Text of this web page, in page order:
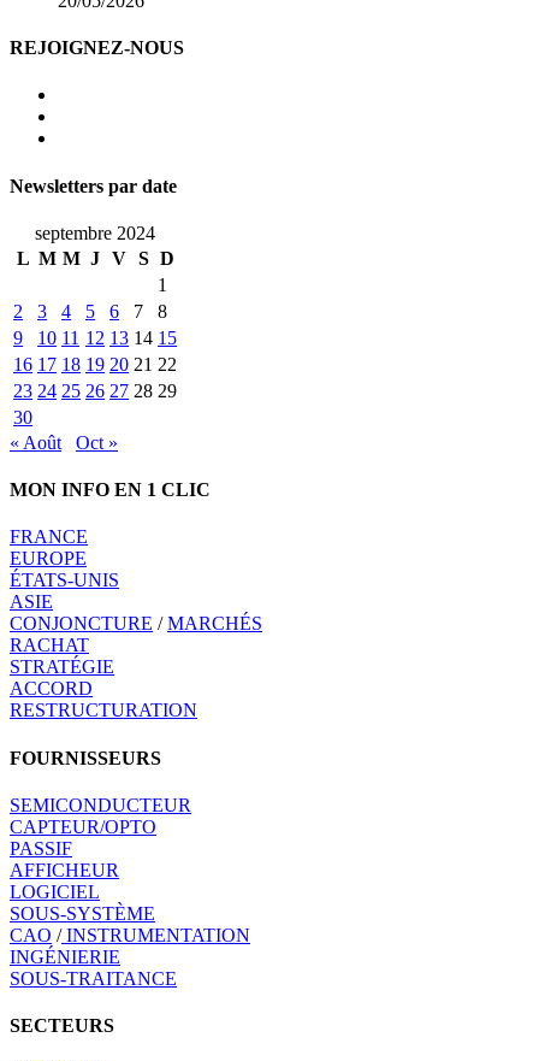
REJOIGNEZ-NOUS
Newsletters par date
septembre 2024
L M M J V S D
1
2
3 4 5 6 7
8
9
10 11 12 13 14 15
16 17 18 19 20 21 22
23 24 25 26 27 28 29
30
« Août
Oct »
MON INFO EN 1 CLIC
FRANCE
EUROPE
ÉTATS-UNIS
ASIE
CONJONCTURE /MARCHÉS
RACHAT
STRATÉGIE
ACCORD
RESTRUCTURATION
FOURNISSEURS
SEMICONDUCTEUR
CAPTEUR/OPTO
PASSIF
AFFICHEUR
LOGICIEL
SOUS-SYSTÈME
CAO /INSTRUMENTATION
INGÉNIERIE
SOUS-TRAITANCE
SECTEURS